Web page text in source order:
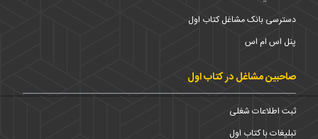
دسترسی بانک مشاغل کتاب اول
پنل اس ام اس
صاحبین مشاغل در کتاب اول
ثبت اطلاعات شغلی
تبلیغات با کتاب اول